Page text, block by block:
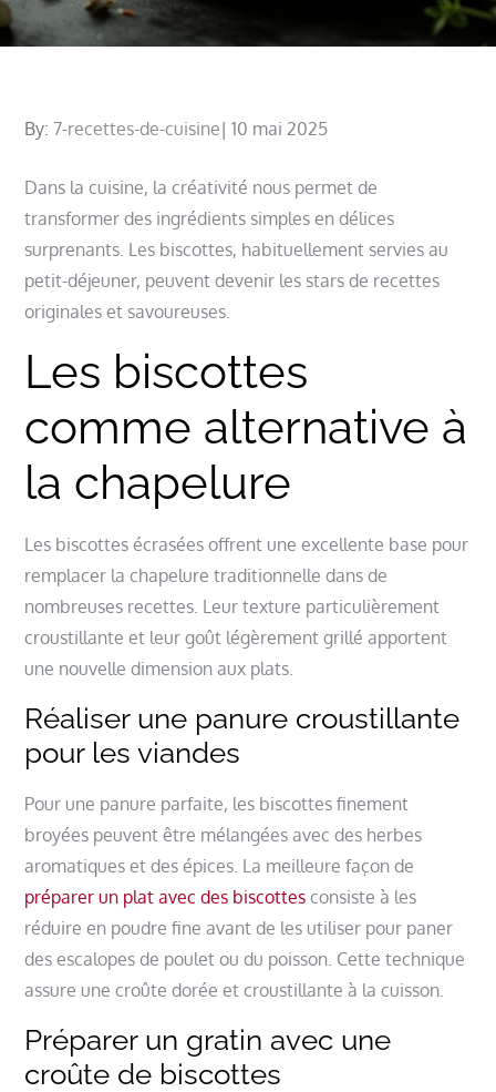
By: 7-recettes-de-cuisine Posted
10 mai 2025
Dans la cuisine, la créativité nous permet de
transformer des ingrédients simples en délices
surprenants. Les biscottes, habituellement servies au
petit-déjeuner, peuvent devenir les stars de recettes
originales et savoureuses.
Les biscottes
comme alternative à
la chapelure
Les biscottes écrasées offrent une excellente base pour
remplacer la chapelure traditionnelle dans de
nombreuses recettes. Leur texture particulièrement
croustillante et leur goût légèrement grillé apportent
une nouvelle dimension aux plats.
Réaliser une panure croustillante
pour les viandes
Pour une panure parfaite, les biscottes finement
broyées peuvent être mélangées avec des herbes
aromatiques et des épices. La meilleure façon de
préparer un plat avec des biscottes consiste à les
réduire en poudre fine avant de les utiliser pour paner
des escalopes de poulet ou du poisson. Cette technique
assure une croûte dorée et croustillante à la cuisson.
Préparer un gratin avec une
croûte de biscottes